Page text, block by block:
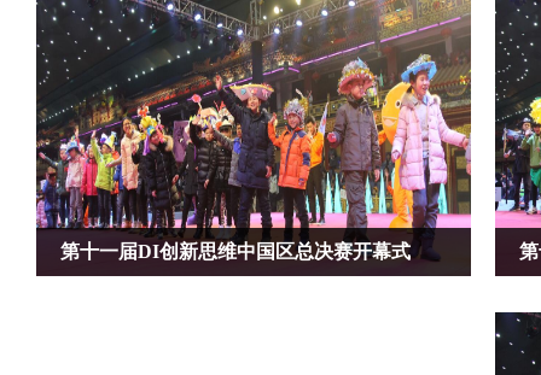
第十一届DI创新思维中国区总决赛开幕式